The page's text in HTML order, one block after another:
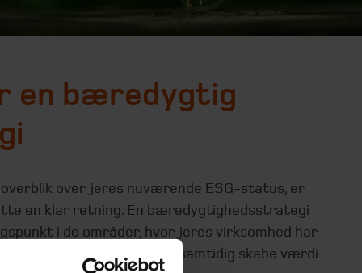
en bæredygtig
over jeres nuværende ESG-status, er
en klar retning. En bæredygtighedsstrategi
i de områder, hvor jeres virksomhed har
for at gøre en forskel – og samtidig skabe værdi